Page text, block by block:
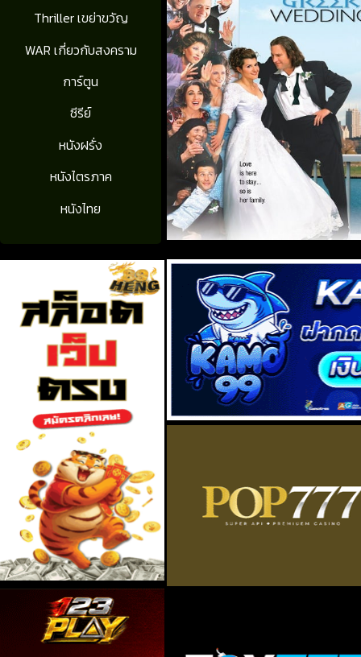
Thriller เขย่าขวัญ
WAR เกี่ยวกับสงคราม
การ์ตูน
ซีรีย์
หนังฝรั่ง
หนังไตรภาค
หนังไทย